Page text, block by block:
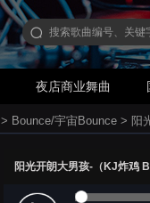
夜店商业舞曲
> Bounce/宇宙Bounce > 阳
阳光开朗大男孩-（KJ炸鸡